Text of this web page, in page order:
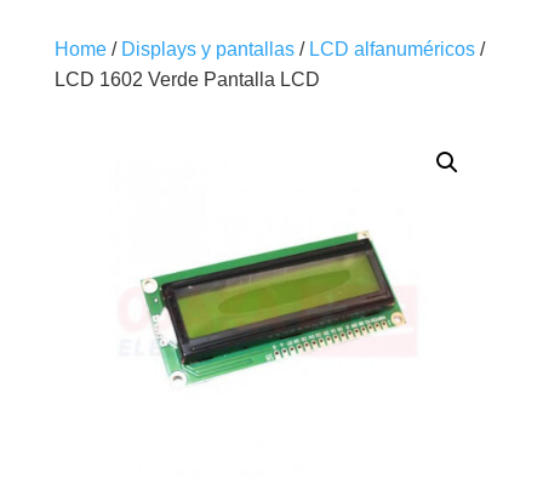
Home/ Displays y pantallas/ LCD alfanuméricos/
LCD 1602 Verde Pantalla LCD